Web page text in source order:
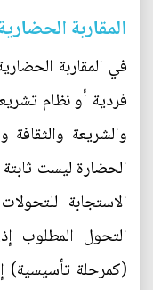
المقاربة
في المقاربة
فردية أو نظام
والشريعة
الحضارة ليست
الاستجابة
التحول المطلوب
(كمرحلة تأسيسية)